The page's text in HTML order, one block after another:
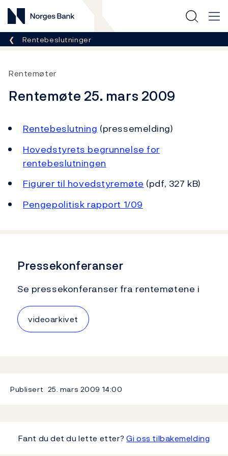
Norges Bank
Her er du nå:
Rentebeslutninger
Rentemøter
Rentemøte 25. mars 2009
Rentebeslutning (pressemelding)
Hovedstyrets begrunnelse for
rentebeslutningen
Figurer til hovedstyremøte (pdf, 327 kB)
Pengepolitisk rapport 1/09
Pressekonferanser
Se pressekonferanser fra rentemøtene i
videoarkivet
Publisert 25. mars 2009 14:00
Fant du det du lette etter?Gi oss tilbakemelding